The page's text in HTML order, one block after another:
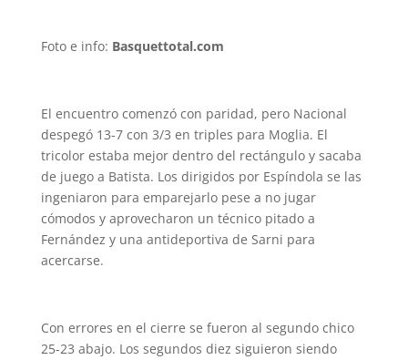
Foto e info: Basquettotal.com
El encuentro comenzó con paridad, pero Nacional
despegó 13-7 con 3/3 en triples para Moglia. El
tricolor estaba mejor dentro del rectángulo y sacaba
de juego a Batista. Los dirigidos por Espíndola se las
ingeniaron para emparejarlo pese a no jugar
cómodos y aprovecharon un técnico pitado a
Fernández y una antideportiva de Sarni para
acercarse.
Con errores en el cierre se fueron al segundo chico
25-23 abajo. Los segundos diez siguieron siendo